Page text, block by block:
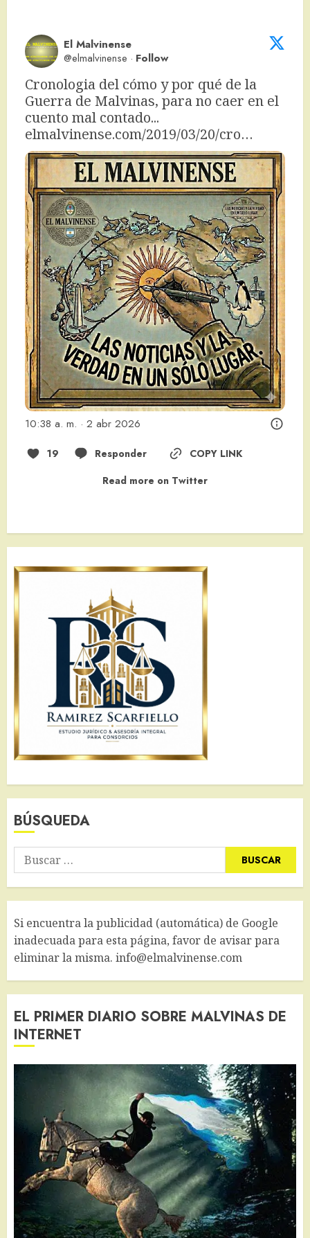
El Malvinense
@elmalvinense · Follow
Cronologia del cómo y por qué de la
Guerra de Malvinas, para no caer en el
elmalvinense.com/2019/03/20/cro…
10:38 a. m. · 2 abr 2026
19 Responder
COPY LINK
Read more on Twitter
BÚSQUEDA
Buscar:
Si encuentra la publicidad (automática) de Google
inadecuada para esta página, favor de avisar para
eliminar la misma. info@elmalvinense.com
EL PRIMER DIARIO SOBRE MALVINAS DE
INTERNET